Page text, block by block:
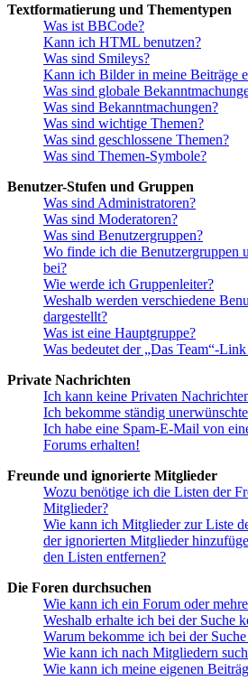
Textformatierung und Thementypen
Was ist BBCode?
Kann ich HTML benutzen?
Was sind Smileys?
Kann ich Bilder in meine Beiträge
Was sind globale
Was sind Bekanntmachungen?
Was sind wichtige Themen?
Was sind geschlossene Themen?
Was sind Themen-Symbole?
Benutzer-Stufen und Gruppen
Was sind Administratoren?
Was sind Moderatoren?
Was sind Benutzergruppen?
Wo finde ich die Benutzergruppen
bei?
Wie werde ich Gruppenleiter?
Weshalb werden verschiedene
dargestellt?
Was ist eine Hauptgruppe?
Was bedeutet der „Das Team“-
Private Nachrichten
Ich kann keine Privaten
Ich bekomme ständig
Ich habe eine Spam-E-Mail von
Forums erhalten!
Freunde und ignorierte Mitglieder
Wozu benötige ich die Listen der
Mitglieder?
Wie kann ich Mitglieder zur Liste
der ignorierten Mitglieder
den Listen entfernen?
Die Foren durchsuchen
Wie kann ich ein Forum oder
Weshalb erhalte ich bei der Suche
Warum bekomme ich bei der
Wie kann ich nach Mitgliedern
Wie kann ich meine eigenen